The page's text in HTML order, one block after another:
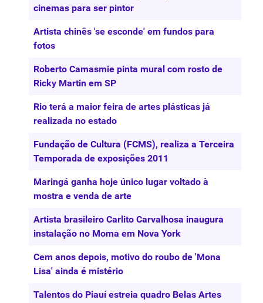
cinemas para ser pintor
Artista chinês 'se esconde' em fundos para
fotos
Roberto Camasmie pinta mural com rosto de
Ricky Martin em SP
Rio terá a maior feira de artes plásticas já
realizada no estado
Fundação de Cultura (FCMS), realiza a Terceira
Temporada de exposições 2011
Maringá ganha hoje único lugar voltado à
mostra e venda de arte
Artista brasileiro Carlito Carvalhosa inaugura
instalação no Moma em Nova York
Cem anos depois, motivo do roubo de 'Mona
Lisa' ainda é mistério
Talentos do Piauí estreia quadro Belas Artes